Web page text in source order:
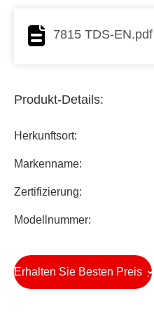
7815 TDS-EN.pdf
Produkt-Details:
Herkunftsort:
Markenname:
Zertifizierung:
Modellnummer:
Erhalten Sie Besten Preis